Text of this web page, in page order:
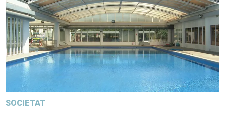
SOCIETAT